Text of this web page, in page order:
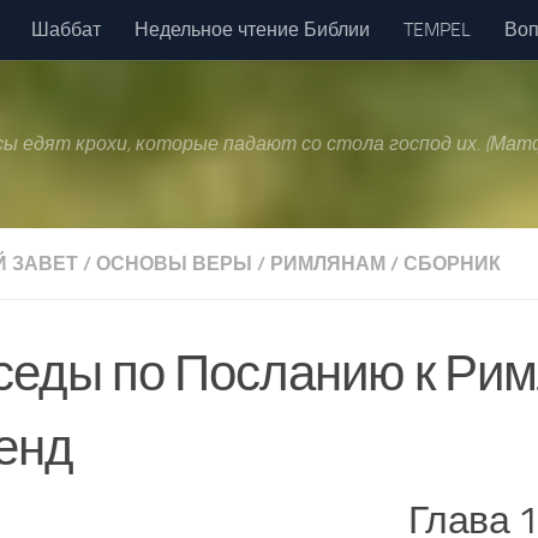
Шаббат Недельное чтение Библии TEMPEL
едят крохи, которые падают со стола господ их.
ЗАВЕТ / ОСНОВЫ ВЕРЫ / РИМЛЯНАМ / СБОРНИК
по Посланию к
Глава 1